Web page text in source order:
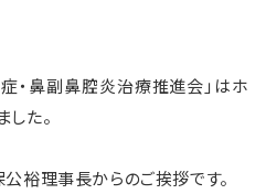
・鼻副鼻腔炎治療推進会」はホ
た。
裕理事長からのご挨拶です。